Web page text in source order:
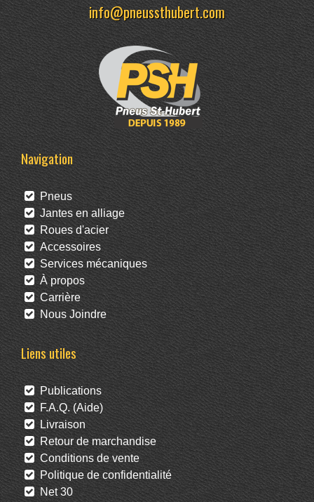
info@pneussthubert.com
Navigation
Pneus
Jantes en alliage
Roues d'acier
Accessoires
Services mécaniques
À propos
Carrière
Nous Joindre
Liens utiles
Publications
F.A.Q. (Aide)
Livraison
Retour de marchandise
Conditions de vente
Politique de confidentialité
Net 30